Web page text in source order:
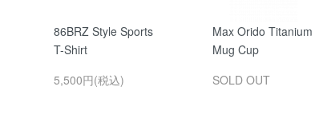
86BRZ Style Sports
T-Shirt
5,500円(税込)
Max Orido Titanium
Mug Cup
SOLD OUT